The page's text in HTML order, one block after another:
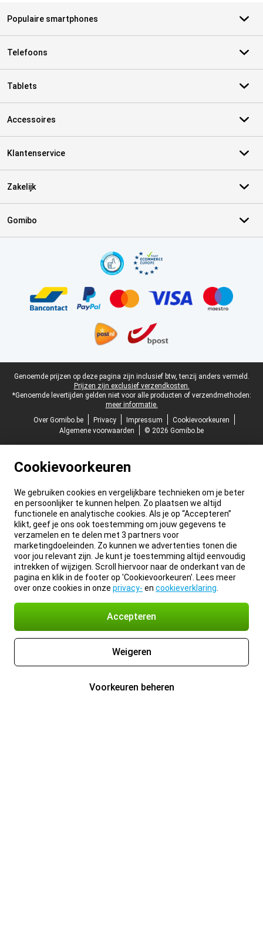
Populaire smartphones
Telefoons
Tablets
Accessoires
Klantenservice
Zakelijk
Gomibo
Juridische voettekst
Genoemde prijzen op deze pagina zijn inclusief btw, tenzij anders vermeld.
Prijzen zijn exclusief verzendkosten.
*Genoemde levertijden gelden niet voor alle producten of verzendmethoden:
meer informatie.
Over Gomibo.be
Privacy Impressum
Cookievoorkeuren
Algemene voorwaarden
© 2026 Gomibo.be
Cookievoorkeuren
We gebruiken cookies en vergelijkbare technieken om je beter
en persoonlijker te kunnen helpen. Zo plaatsen we altijd
functionele en analytische cookies. Als je op “Accepteren”
klikt, geef je ons ook toestemming om jouw gegevens te
verzamelen en te delen met 3 partners voor
marketingdoeleinden. Zo kunnen we advertenties tonen die
voor jou relevant zijn. Je kunt je toestemming altijd eenvoudig
intrekken of wijzigen. Scroll hiervoor naar de onderkant van de
pagina en klik in de footer op 'Cookievoorkeuren'. Lees meer
over onze cookies in onze privacy- en cookieverklaring
Accepteren
Weigeren
Voorkeuren beheren